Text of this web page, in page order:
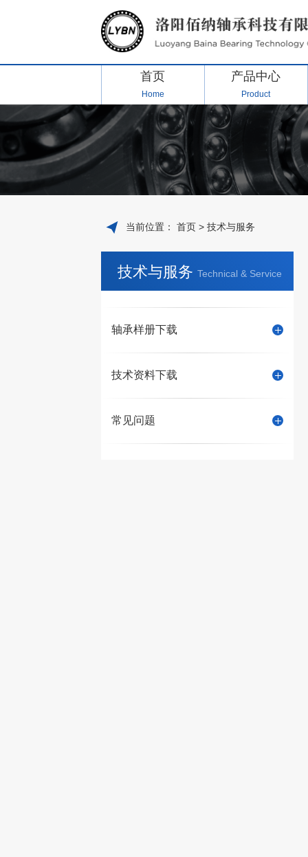
首页
Home
产品中心
Product
当前位置： 首页> 技术与服务
技术与服务 Technical & Service
轴承样册下载
技术资料下载
常见问题